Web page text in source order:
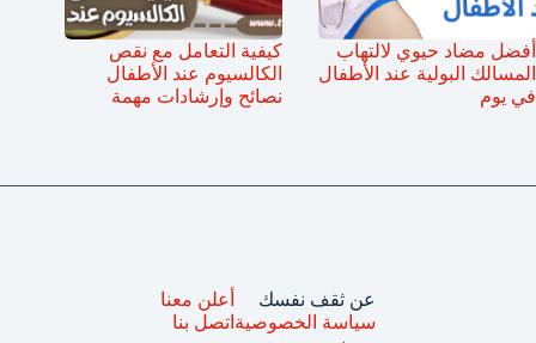
أفضل مضاد حيوي لالتهاب
المسالك البولية عند الأطفال
في يوم
كيفية التعامل مع نقص
الكالسيوم عند الأطفال
نصائح وإرشادات مهمة
عن ثقف نفسك
سياسة الخصوصية
أعلن معنا
اتصل بنا